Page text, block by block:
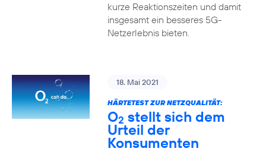
kurze Reaktionszeiten und damit
insgesamt ein besseres 5G-
Netzerlebnis bieten.
18. Mai 2021
HÄRTETEST ZUR NETZQUALITÄT:
O2 stellt sich dem
Urteil der
Konsumenten